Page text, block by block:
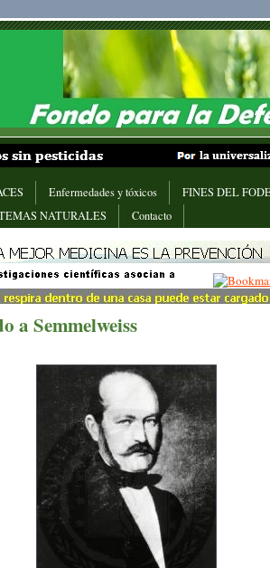
Enfermedades y tóxicos FINES DEL
NATURALES Contacto
a Semmelweiss